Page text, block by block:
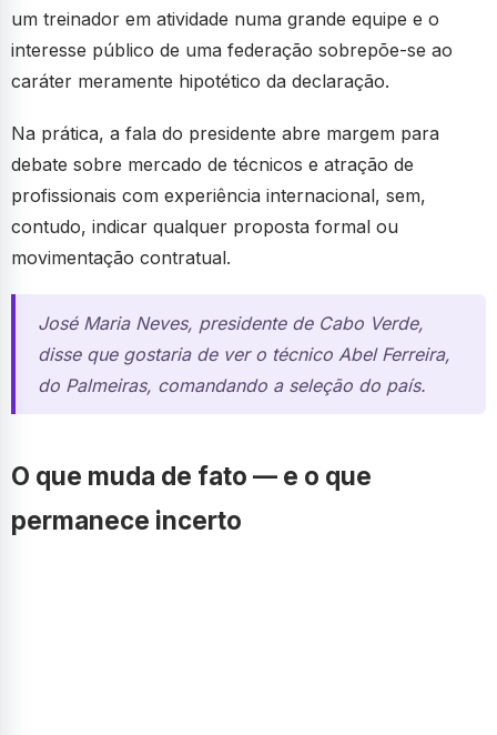
um treinador em atividade numa grande equipe e o
interesse público de uma federação sobrepõe-se ao
caráter meramente hipotético da declaração.
Na prática, a fala do presidente abre margem para
debate sobre mercado de técnicos e atração de
profissionais com experiência internacional, sem,
contudo, indicar qualquer proposta formal ou
movimentação contratual.
José Maria Neves, presidente de Cabo Verde,
disse que gostaria de ver o técnico Abel Ferreira,
do Palmeiras, comandando a seleção do país.
O que muda de fato — e o que
permanece incerto